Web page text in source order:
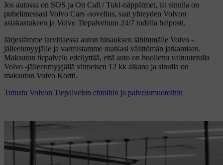
Jos autossa on SOS ja On Call / Tuki-näppäimet, tai sinulla on
puhelimessasi Volvo Cars -sovellus, saat yhteyden Volvon
asiakastukeen ja Volvo Tiepalveluun 24/7 todella helposti.
Järjestämme tarvittaessa auton hinauksen lähimmälle Volvo -
jälleenmyyjälle ja varmistamme matkasi välittömän jatkamisen.
Maksuton tiepalvelu edellyttää, että auto on huollettu valtuutetulla
Volvo -jälleenmyyjällä viimeisen 12 kk aikana ja sinulla on
maksuton Volvo Kortti.
Tutustu Volvon Tiepalvelun ehtoihin ja palvelumuotoihin